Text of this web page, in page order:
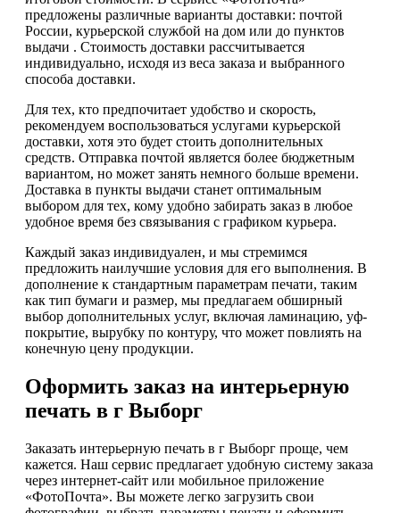
предложены различные варианты доставки: почтой
России, курьерской службой на дом или до пунктов
выдачи . Стоимость доставки рассчитывается
индивидуально, исходя из веса заказа и выбранного
способа доставки.
Для тех, кто предпочитает удобство и скорость,
рекомендуем воспользоваться услугами курьерской
доставки, хотя это будет стоить дополнительных
средств. Отправка почтой является более бюджетным
вариантом, но может занять немного больше времени.
Доставка в пункты выдачи станет оптимальным
выбором для тех, кому удобно забирать заказ в любое
удобное время без связывания с графиком курьера.
Каждый заказ индивидуален, и мы стремимся
предложить наилучшие условия для его выполнения. В
дополнение к стандартным параметрам печати, таким
как тип бумаги и размер, мы предлагаем обширный
выбор дополнительных услуг, включая ламинацию, уф-
покрытие, вырубку по контуру, что может повлиять на
конечную цену продукции.
Оформить заказ на интерьерную
печать в г Выборг
Заказать интерьерную печать в г Выборг проще, чем
кажется. Наш сервис предлагает удобную систему заказа
через интернет-сайт или мобильное приложение
«ФотоПочта». Вы можете легко загрузить свои